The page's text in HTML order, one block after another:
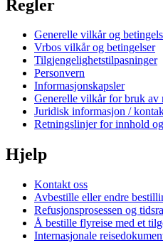
Regler
Generelle vilkår og
Vrbos vilkår og betingelser
Tilgjengelighetstilpasninger
Personvern
Informasjonskapsler
Generelle vilkår for bruk av
Juridisk informasjon /
Retningslinjer for innhold
Hjelp
Kontakt oss
Avbestille eller endre
Refusjonsprosessen og
Å bestille flyreise med et
Internasjonale